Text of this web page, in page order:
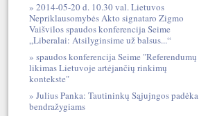
2014-05-20 d. 10.30 val. Lietuvos
Nepriklausomybės Akto signataro Zigmo
Vaišvilos spaudos konferencija Seime
„Liberalai: Atsilyginsime už balsus...“
spaudos konferencija Seime "Referendumų
likimas Lietuvoje artėjančių rinkimų
kontekste"
Julius Panka: Tautininkų Sąjujngos padėka
bendražygiams